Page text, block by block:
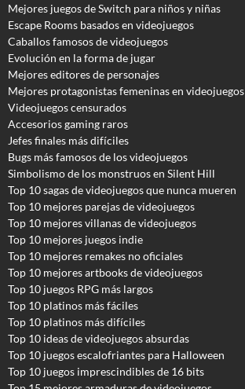
Mejores juegos de Switch para niños y niñas
Escape Rooms basados en videojuegos
Caballos famosos de videojuegos
Evolución en la forma de jugar
Mejores editores de personajes
Mejores protagonistas femeninas en videojuegos
Videojuegos censurados
Accesorios gaming raros
Jefes finales más difíciles
Bugs más famosos de los videojuegos
Simbolismo de los monstruos en Silent Hill
Top 10 sagas de videojuegos que nunca mueren
Top 10 mejores parejas de videojuegos
Top 10 mejores villanas de videojuegos
Top 10 mejores juegos indie
Top 10 mejores remakes no oficiales
Top 10 mejores artbooks de videojuegos
Top 10 juegos RPG más largos
Top 10 platinos más fáciles
Top 10 platinos más difíciles
Top 10 ideas de videojuegos absurdas
Top 10 juegos escalofriantes para Halloween
Top 10 juegos imprescindibles de 16 bits